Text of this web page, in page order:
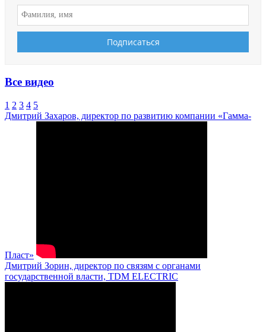
Все видео
1 2 3 4 5
Дмитрий Захаров, директор по развитию компании «Гамма-
Пласт»
Дмитрий Зорин, директор по связям с органами
государственной власти, TDM ELECTRIC